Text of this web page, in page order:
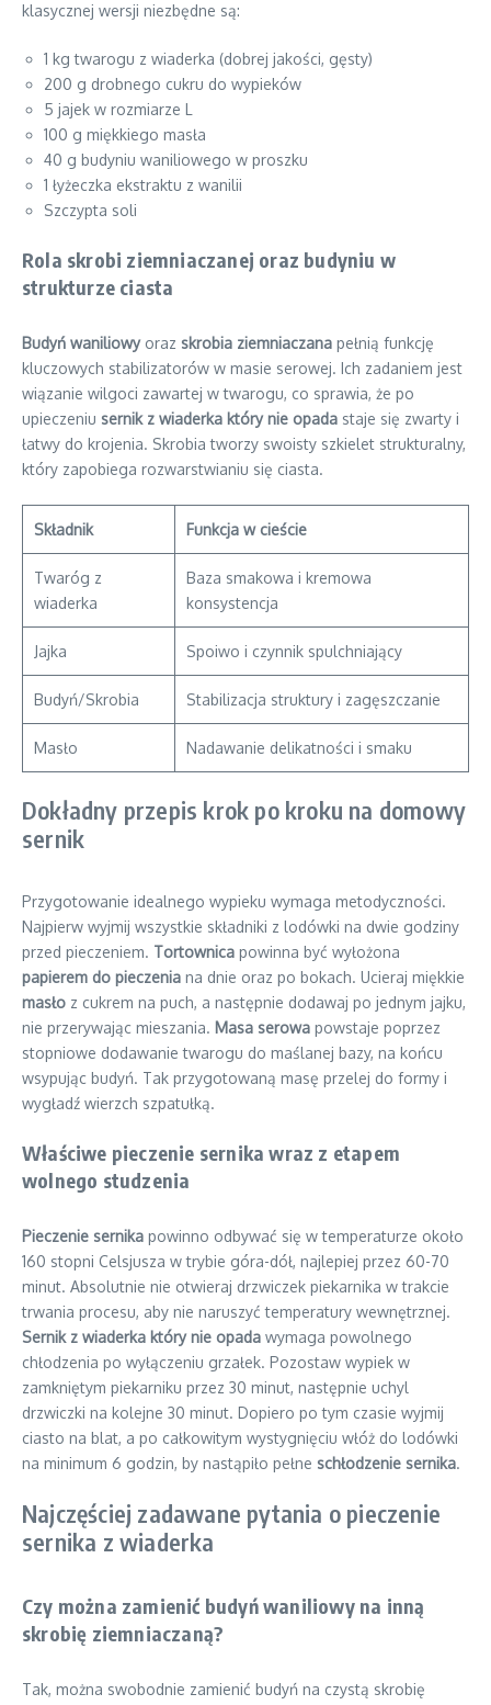
klasycznej wersji niezbędne są:
1 kg twarogu z wiaderka (dobrej jakości, gęsty)
200 g drobnego cukru do wypieków
5 jajek w rozmiarze L
100 g miękkiego masła
40 g budyniu waniliowego w proszku
1 łyżeczka ekstraktu z wanilii
Szczypta soli
Rola skrobi ziemniaczanej oraz budyniu w
strukturze ciasta
Budyń waniliowyoraz skrobia ziemniaczana pełnią funkcję
kluczowych stabilizatorów w masie serowej. Ich zadaniem jest
wiązanie wilgoci zawartej w twarogu, co sprawia, że po
upieczeniu sernik z wiaderka który nie opada staje się zwarty i
łatwy do krojenia. Skrobia tworzy swoisty szkielet strukturalny,
który zapobiega rozwarstwianiu się ciasta.
Składnik Funkcja w cieście
Twaróg z
wiaderka
Baza smakowa i kremowa
konsystencja
Jajka Spoiwo i czynnik spulchniający
Budyń/Skrobia Stabilizacja struktury i zagęszczanie
Masło Nadawanie delikatności i smaku
Dokładny przepis krok po kroku na domowy
sernik
Przygotowanie idealnego wypieku wymaga metodyczności.
Najpierw wyjmij wszystkie składniki z lodówki na dwie godziny
przed pieczeniem. Tortownica powinna być wyłożona
papierem do pieczenia na dnie oraz po bokach. Ucieraj miękkie
masło z cukrem na puch, a następnie dodawaj po jednym jajku,
nie przerywając mieszania. Masa serowa powstaje poprzez
stopniowe dodawanie twarogu do maślanej bazy, na końcu
wsypując budyń. Tak przygotowaną masę przelej do formy i
wygładź wierzch szpatułką.
Właściwe pieczenie sernika wraz z etapem
wolnego studzenia
Pieczenie sernika powinno odbywać się w temperaturze około
160 stopni Celsjusza w trybie góra-dół, najlepiej przez 60-70
minut. Absolutnie nie otwieraj drzwiczek piekarnika w trakcie
trwania procesu, aby nie naruszyć temperatury wewnętrznej.
Sernik z wiaderka który nie opada wymaga powolnego
chłodzenia po wyłączeniu grzałek. Pozostaw wypiek w
zamkniętym piekarniku przez 30 minut, następnie uchyl
drzwiczki na kolejne 30 minut. Dopiero po tym czasie wyjmij
ciasto na blat, a po całkowitym wystygnięciu włóż do lodówki
na minimum 6 godzin, by nastąpiło pełne schłodzenie sernika.
Najczęściej zadawane pytania o pieczenie
sernika z wiaderka
Czy można zamienić budyń waniliowy na inną
skrobię ziemniaczaną?
Tak, można swobodnie zamienić budyń na czystą skrobię